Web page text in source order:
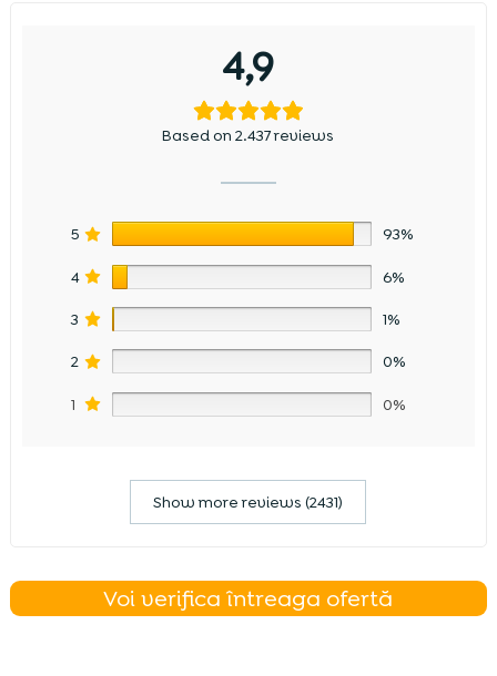
4,9
Based on 2.437 reviews
5 93%
4 6%
3 1%
2 0%
1 0%
Show more reviews (2431)
Voi verifica întreaga ofertă